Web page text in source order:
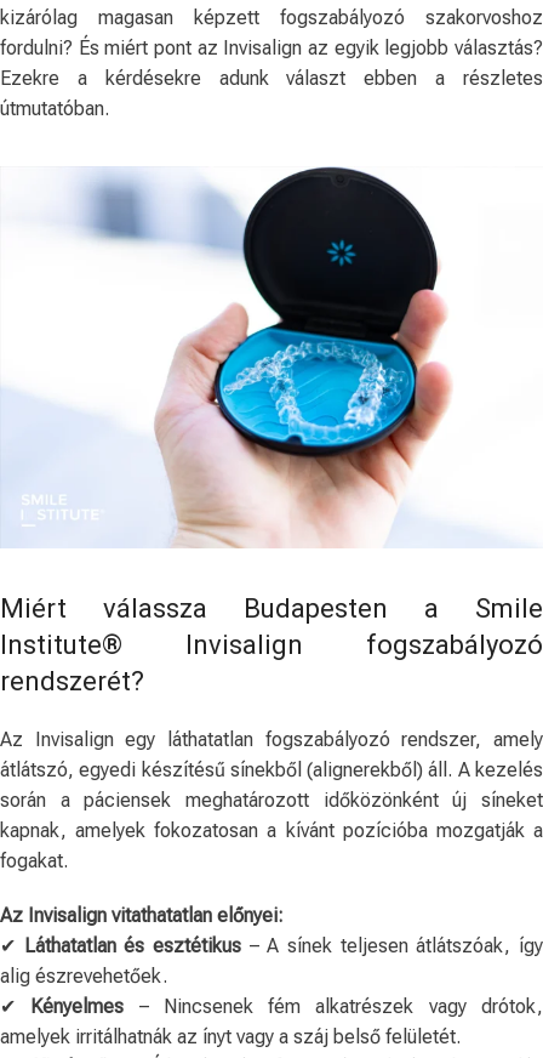
kizárólag magasan képzett fogszabályozó szakorvoshoz
fordulni? És miért pont az Invisalign az egyik legjobb választás?
Ezekre a kérdésekre adunk választ ebben a részletes
útmutatóban.
Miért válassza Budapesten a Smile
Institute® Invisalign fogszabályozó
rendszerét?
Az Invisalign egy láthatatlan fogszabályozó rendszer, amely
átlátszó, egyedi készítésű sínekből (alignerekből) áll. A kezelés
során a páciensek meghatározott időközönként új síneket
kapnak, amelyek fokozatosan a kívánt pozícióba mozgatják a
fogakat.
Az Invisalign vitathatatlan előnyei:
✔ Láthatatlan és esztétikus – A sínek teljesen átlátszóak, így
alig észrevehetőek.
✔ Kényelmes – Nincsenek fém alkatrészek vagy drótok,
amelyek irritálhatnák az ínyt vagy a száj belső felületét.